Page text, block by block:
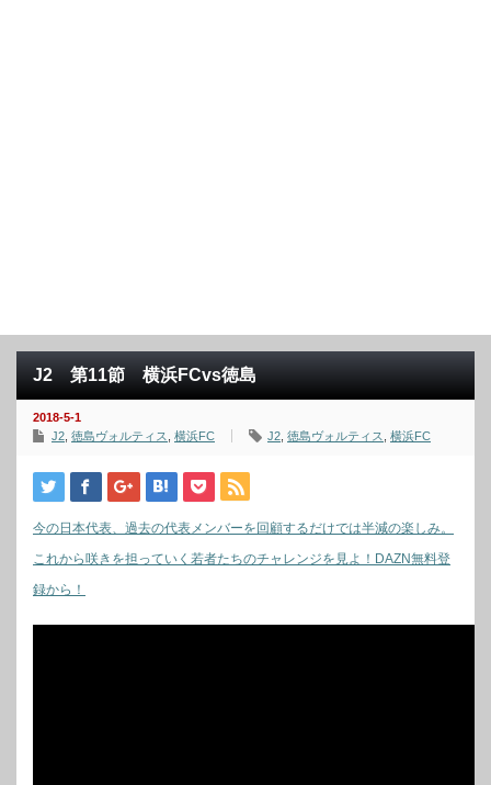
J2 第11節 横浜FCvs徳島
2018-5-1
J2 徳島ヴォルティス 横浜FC J2 徳島ヴォルティス 横浜FC
今の日本代表、過去の代表メンバーを回顧するだけでは半減の楽しみ。
これから咲きを担っていく若者たちのチャレンジを見よ！DAZN無料登
録から！